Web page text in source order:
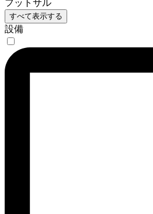
フットサル
すべて表示する
設備